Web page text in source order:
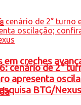
em creches
cenário de 2°
apresenta
BTG/Nexus